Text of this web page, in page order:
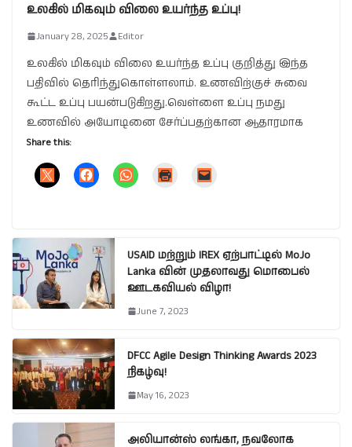
உலகில் மிகவும் விலை உயர்ந்த உப்பு!
January 28, 2025 Editor
உலகில் மிகவும் விலை உயர்ந்த உப்பு குறித்து இந்த
பதிவில் தெரிந்துகொள்ளலாம். உணவிற்குச் சுவை
கூட்ட உப்பு பயன்படுகிறது.வெள்ளை உப்பு நமது
உணவில் அயோடினை சேர்ப்பதற்கான ஆதாரமாக
Share this:
USAID மற்றும் IREX ஏற்பாட்டில் MoJo
Lanka வின் முதலாவது மொபைல்
ஊடகவியல் விழா!
June 7, 2023
DFCC Agile Design Thinking Awards 2023
நிகழ்வு!
May 16, 2023
அலியான்ஸ் லங்கா, நவலோக